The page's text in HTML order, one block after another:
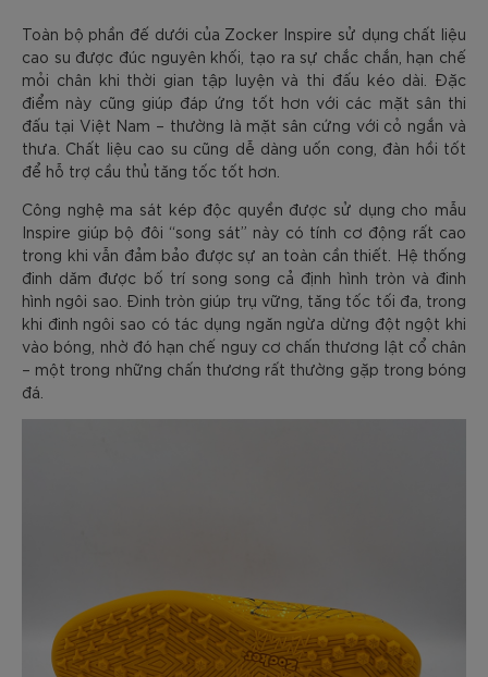
Toàn bộ phần đế dưới của Zocker Inspire sử dụng chất liệu
cao su được đúc nguyên khối, tạo ra sự chắc chắn, hạn chế
mỏi chân khi thời gian tập luyện và thi đấu kéo dài. Đặc
điểm này cũng giúp đáp ứng tốt hơn với các mặt sân thi
đấu tại Việt Nam – thường là mặt sân cứng với cỏ ngắn và
thưa. Chất liệu cao su cũng dễ dàng uốn cong, đàn hồi tốt
để hỗ trợ cầu thủ tăng tốc tốt hơn.
Công nghệ ma sát kép độc quyền được sử dụng cho mẫu
Inspire giúp bộ đôi “song sát” này có tính cơ động rất cao
trong khi vẫn đảm bảo được sự an toàn cần thiết. Hệ thống
đinh dăm được bố trí song song cả định hình tròn và đinh
hình ngôi sao. Đinh tròn giúp trụ vững, tăng tốc tối đa, trong
khi đinh ngôi sao có tác dụng ngăn ngừa dừng đột ngột khi
vào bóng, nhờ đó hạn chế nguy cơ chấn thương lật cổ chân
– một trong những chấn thương rất thường gặp trong bóng
đá.